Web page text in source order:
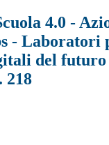
4.0 -
- Laboratori
del
218